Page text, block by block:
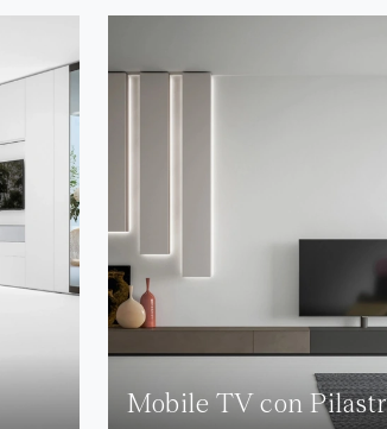
Mobile TV con